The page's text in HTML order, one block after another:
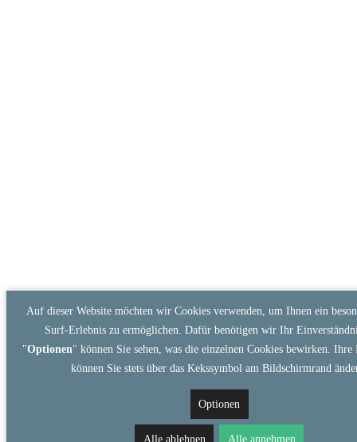
Auf dieser Website möchten wir Cookies verwenden, um Ihnen ein
Surf-Erlebnis zu ermöglichen. Dafür benötigen wir Ihr
"Optionen" können Sie sehen, was die einzelnen Cookies bewirken. Ihre
können Sie stets über das Kekssymbol am Bildschirmrand
Optionen
Alle ablehnen Alle annehmen